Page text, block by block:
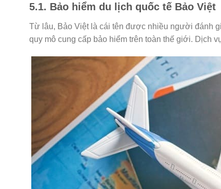
5.1. Bảo hiểm du lịch quốc tế Bảo Việt
Từ lâu, Bảo Việt là cái tên được nhiều người đánh
quy mô cung cấp bảo hiểm trên toàn thế giới. Dịch